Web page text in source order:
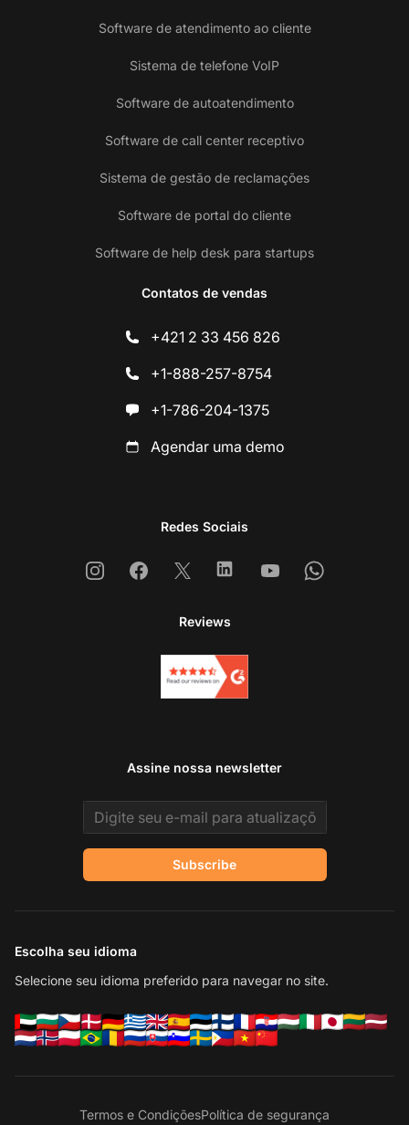
Software de atendimento ao cliente
Sistema de telefone VoIP
Software de autoatendimento
Software de call center receptivo
Sistema de gestão de reclamações
Software de portal do cliente
Software de help desk para startups
Contatos de vendas
+421 2 33 456 826
+1-888-257-8754
+1-786-204-1375
Agendar uma demo
Redes Sociais
InstagramFacebook
X LinkedinYoutubeWhatsapp
Reviews
Assine nossa newsletter
Email address
Subscribe
Escolha seu idioma
Selecione seu idioma preferido para navegar no site.
Termos e CondiçõesPolítica de segurança